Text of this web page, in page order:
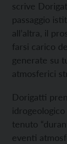
scrive
passaggio
all’altra, il
farsi carico
generate su
atmosferici
Dorigatti
tenuto
eventi